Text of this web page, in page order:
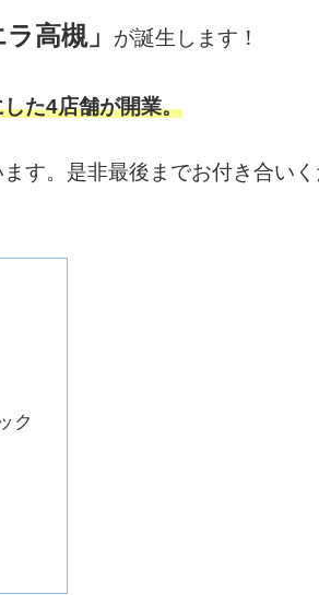
ラ高槻」 が誕生します！
た4店舗が開業。
す。是非最後までお付き合い
ク